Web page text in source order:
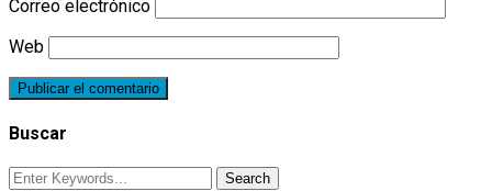
Correo electrónico
Web
Buscar